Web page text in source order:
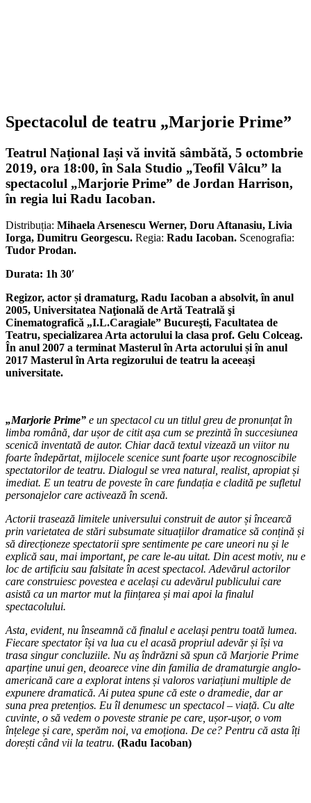
Spectacolul de teatru „Marjorie Prime”
Teatrul Național Iași vă invită sâmbătă, 5 octombrie
2019, ora 18:00, în Sala Studio „Teofil Vâlcu” la
spectacolul „Marjorie Prime” de Jordan Harrison,
în regia lui Radu Iacoban.
Distribuția: Mihaela Arsenescu Werner, Doru Aftanasiu, Livia
Iorga, Dumitru Georgescu. Regia: Radu Iacoban. Scenografia:
Tudor Prodan.
Durata: 1h 30′
Regizor, actor și dramaturg, Radu Iacoban a absolvit, în anul
2005, Universitatea Naţională de Artă Teatrală şi
Cinematografică „I.L.Caragiale” Bucureşti, Facultatea de
Teatru, specializarea Arta actorului la clasa prof. Gelu Colceag.
În anul 2007 a terminat Masterul în Arta actorului și în anul
2017 Masterul în Arta regizorului de teatru la aceeași
universitate.
„Marjorie Prime” e un spectacol cu un titlul greu de pronunțat în
limba română, dar ușor de citit așa cum se prezintă în succesiunea
scenică inventată de autor. Chiar dacă textul vizează un viitor nu
foarte îndepărtat, mijlocele scenice sunt foarte ușor recognoscibile
spectatorilor de teatru. Dialogul se vrea natural, realist, apropiat și
imediat. E un teatru de poveste în care fundația e cladită pe sufletul
personajelor care activează în scenă.
Actorii trasează limitele universului construit de autor și încearcă
prin varietatea de stări subsumate situațiilor dramatice să conțină și
să direcționeze spectatorii spre sentimente pe care uneori nu și le
explică sau, mai important, pe care le-au uitat. Din acest motiv, nu e
loc de artificiu sau falsitate în acest spectacol. Adevărul actorilor
care construiesc povestea e același cu adevărul publicului care
asistă ca un martor mut la ființarea și mai apoi la finalul
spectacolului.
Asta, evident, nu înseamnă că finalul e același pentru toată lumea.
Fiecare spectator își va lua cu el acasă propriul adevăr și își va
trasa singur concluziile. Nu aș îndrăzni să spun că Marjorie Prime
aparține unui gen, deoarece vine din familia de dramaturgie anglo-
americană care a explorat intens și valoros variațiuni multiple de
expunere dramatică. Ai putea spune că este o dramedie, dar ar
suna prea pretențios. Eu îl denumesc un spectacol – viață. Cu alte
cuvinte, o să vedem o poveste stranie pe care, ușor-ușor, o vom
înțelege și care, sperăm noi, va emoționa. De ce? Pentru că asta îți
dorești când vii la teatru. (Radu Iacoban)